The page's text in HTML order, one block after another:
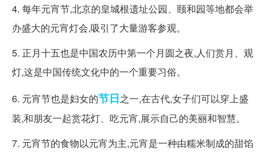
4. 每年元宵节,北京的皇城根遗址公园、颐和园等地都会举
办盛大的元宵灯会,吸引了大量游客参观。
5. 正月十五也是中国农历中第一个月圆之夜,人们赏月、观
灯,这是中国传统文化中的一个重要习俗。
6. 元宵节也是妇女的节日之一,在古代,女子们可以穿上盛
装,和朋友一起赏花灯、吃元宵,展示自己的美丽和智慧。
7. 元宵节的食物以元宵为主,元宵是一种由糯米制成的甜馅